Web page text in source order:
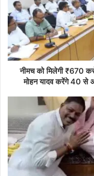
नीमच को मिलेगी ₹670
मोहन यादव करेंगे 40 से